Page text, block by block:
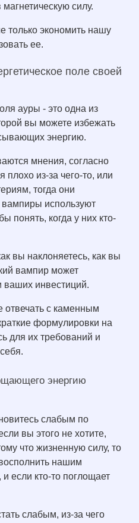
силу.
экономить нашу
ее.
поле своей
ауры - это одна из
вы можете избежать
энергию.
мнения, согласно
плохо из-за чего-то, или
тогда они
вампиры используют
понять, когда у них кто-
вы наклоняетесь, как вы
вампир может
ваших инвестиций.
отвечать с каменным
формулировки на
для их требований и
энергию
слабым по
вы этого не хотите,
что жизненную силу, то
нашим
если кто-то поглощает
слабым, из-за чего